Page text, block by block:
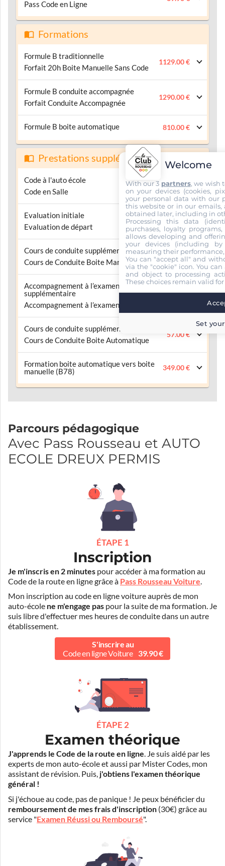
Pass Code en Ligne
Formations
Formule B traditionnelle
Forfait 20h Boite Manuelle Sans Code
1129.00 €
Formule B conduite accompagnée
Forfait Conduite Accompagnée
1290.00 €
Formule B boite automatique 810.00 €
Prestations supplémentaires
Code à l'auto école
Code en Salle
300.00 €
Evaluation initiale
Evaluation de départ
45.00 €
Cours de conduite supplémentaire
Cours de Conduite Boite Manuelle
53.00 €
Accompagnement à l’examen
supplémentaire
Accompagnement à l’examen
50.00 €
Cours de conduite supplémentaire
Cours de Conduite Boite Automatique
57.00 €
Formation boite automatique vers boite
manuelle (B78)
349.00 €
Parcours pédagogique
Avec Pass Rousseau et AUTO
ECOLE DREUX PERMIS
ÉTAPE 1
Inscription
Je m'inscris en 2 minutes pour accéder à ma formation au
Code de la route en ligne grâce à Pass Rousseau Voiture
Mon inscription au code en ligne voiture auprès de mon
auto-école ne m'engage pas pour la suite de ma formation. Je
suis libre d'effectuer mes heures de conduite dans un autre
établissement.
S'inscrire au
Code en ligne Voiture
39.90 €
ÉTAPE 2
Examen théorique
J'apprends le Code de la route en ligne. Je suis aidé par les
experts de mon auto-école et aussi par Mister Codes, mon
assistant de révision. Puis, j'obtiens l'examen théorique
général !
Si j'échoue au code, pas de panique ! Je peux bénéficier du
remboursement de mes frais d'inscription (30€) grâce au
service "Examen Réussi ou Remboursé".
Welcome
With our 3 partners, we wish
on your devices (cookies,
your personal data with our
this website or in our emails,
obtained later, including in
Processing this data
purchases, loyalty
allows developing and
your devices (including
measuring their
You can "accept all" and
via the "cookie" icon. You
and object to processing
These choices remain valid
Set